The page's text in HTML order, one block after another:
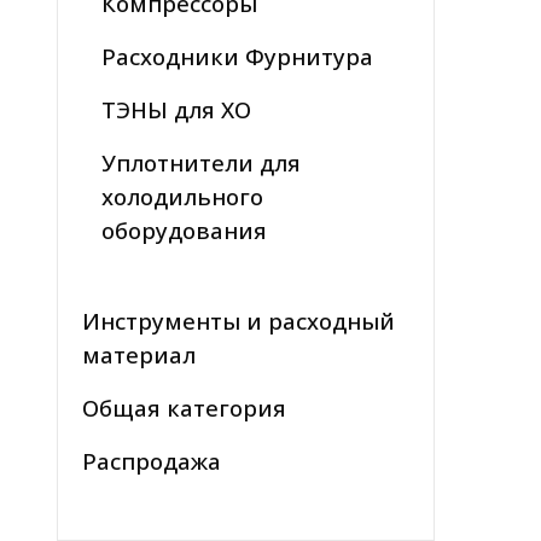
Расходники Фурнитура
ТЭНЫ для ХО
Уплотнители для
холодильного
оборудования
Инструменты и расходный
материал
Общая категория
Распродажа